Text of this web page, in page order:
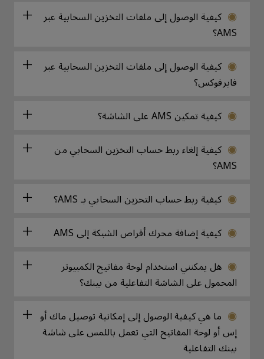
كيفية الوصول إلى ملفات التخزين السحابية عبر
AMS؟
كيفية الوصول إلى ملفات التخزين السحابية عبر
فايرفوكس؟
كيفية تمكين AMS على الشاشة؟
كيفية إلغاء ربط حساب التخزين السحابي من
AMS؟
كيفية ربط حساب التخزين السحابي بـ AMS؟
كيفية إضافة محرك أقراص الشبكة إلى AMS
هل يمكنني استخدام لوحة مفاتيح الكمبيوتر
المحمول على الشاشة التفاعلية من بينك؟
ما هي كيفية الوصول إلى إمكانية توصيل ماك أو
إس أو لوحة المفاتيح التي تعمل باللمس على شاشة
بينك التفاعلية